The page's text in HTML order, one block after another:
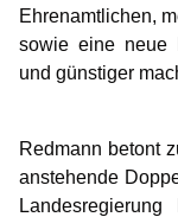
Ehrenamtlichen,
sowie eine neue
und günstiger
Redmann betont
anstehende